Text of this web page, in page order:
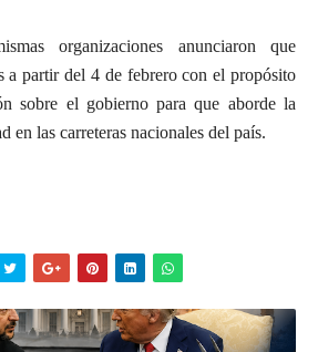
organizaciones anunciaron que
a partir del 4 de febrero con el propósito
sobre el gobierno para que aborde la
en las carreteras nacionales del país.